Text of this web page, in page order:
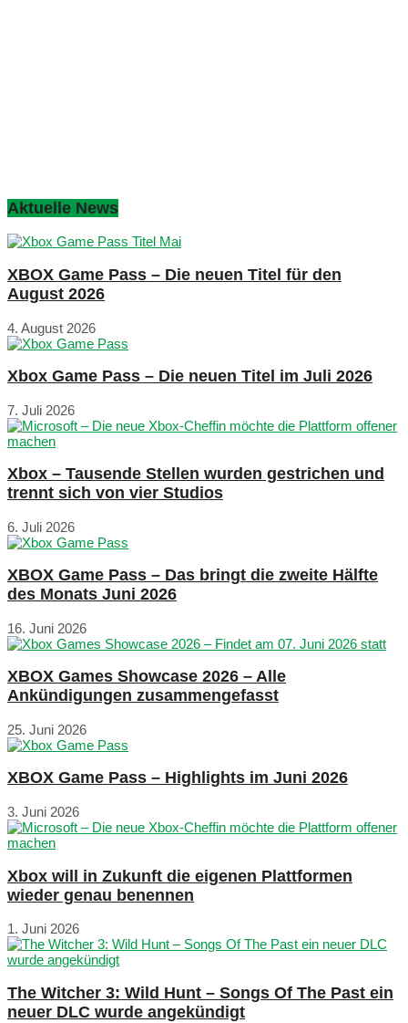
Aktuelle News
XBOX Game Pass – Die neuen Titel für den
August 2026
4. August 2026
Xbox Game Pass – Die neuen Titel im Juli 2026
7. Juli 2026
Xbox – Tausende Stellen wurden gestrichen und
trennt sich von vier Studios
6. Juli 2026
XBOX Game Pass – Das bringt die zweite Hälfte
des Monats Juni 2026
16. Juni 2026
XBOX Games Showcase 2026 – Alle
Ankündigungen zusammengefasst
25. Juni 2026
XBOX Game Pass – Highlights im Juni 2026
3. Juni 2026
Xbox will in Zukunft die eigenen Plattformen
wieder genau benennen
1. Juni 2026
The Witcher 3: Wild Hunt – Songs Of The Past ein
neuer DLC wurde angekündigt